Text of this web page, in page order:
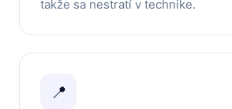
takže sa nestratí v technike.
📍